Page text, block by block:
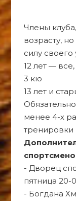
Члены
возрасту,
силу
12 лет —
3 кю
13 лет и
менее 4-х
тренировки
- Дворец
пятница 20-
- Богдана